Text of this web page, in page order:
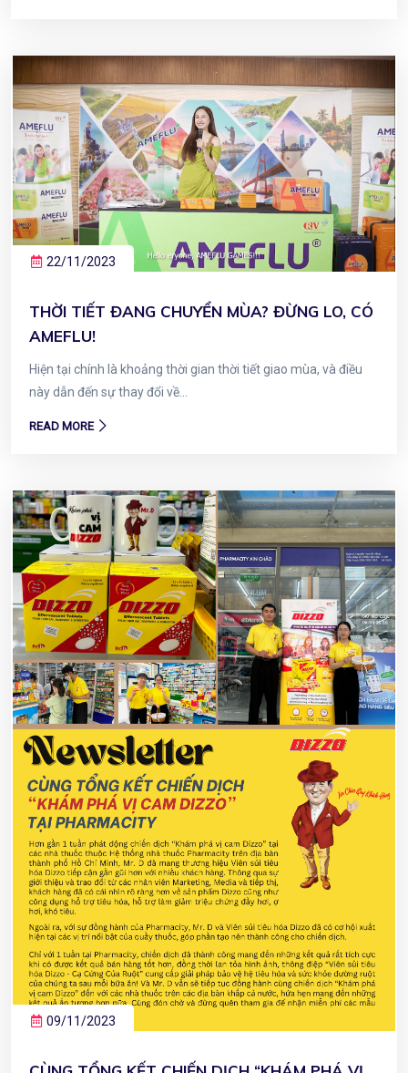
22/11/2023
THỜI TIẾT ĐANG CHUYỂN MÙA? ĐỪNG LO, CÓ
AMEFLU!
Hiện tại chính là khoảng thời gian thời tiết giao mùa, và điều
này dẫn đến sự thay đổi về...
READ MORE
09/11/2023